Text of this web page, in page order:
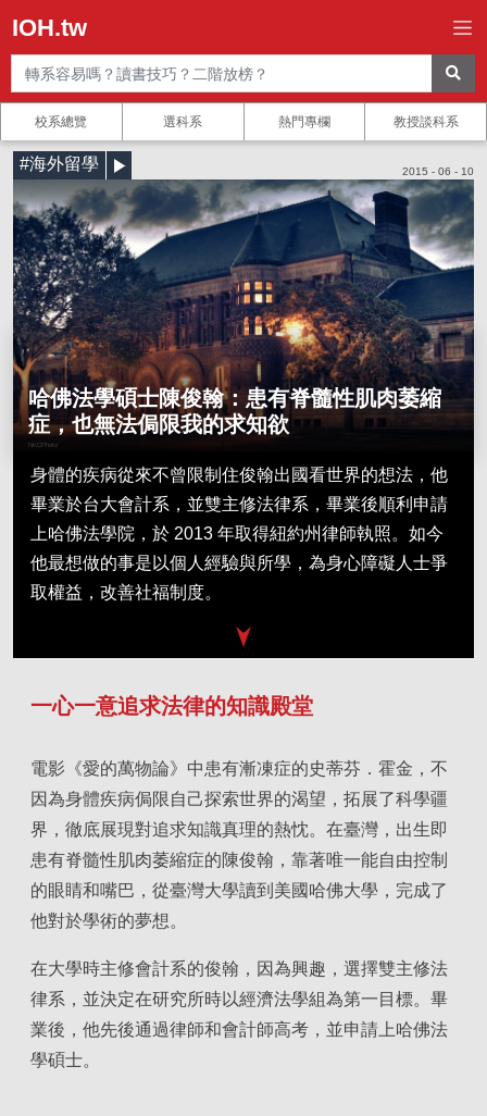
IOH.tw
校系總覽 選科系 熱門專欄 教授談科系
#海外留學 2015 - 06 - 10
NKCPhoto
哈佛法學碩士陳俊翰：患有脊髓性肌肉萎縮
症，也無法侷限我的求知欲
身體的疾病從來不曾限制住俊翰出國看世界的想法，他
畢業於台大會計系，並雙主修法律系，畢業後順利申請
上哈佛法學院，於 2013 年取得紐約州律師執照。如今
他最想做的事是以個人經驗與所學，為身心障礙人士爭
取權益，改善社福制度。
一心一意追求法律的知識殿堂
電影《愛的萬物論》中患有漸凍症的史蒂芬．霍金，不
因為身體疾病侷限自己探索世界的渴望，拓展了科學疆
界，徹底展現對追求知識真理的熱忱。在臺灣，出生即
患有脊髓性肌肉萎縮症的陳俊翰，靠著唯一能自由控制
的眼睛和嘴巴，從臺灣大學讀到美國哈佛大學，完成了
他對於學術的夢想。
在大學時主修會計系的俊翰，因為興趣，選擇雙主修法
律系，並決定在研究所時以經濟法學組為第一目標。畢
業後，他先後通過律師和會計師高考，並申請上哈佛法
學碩士。